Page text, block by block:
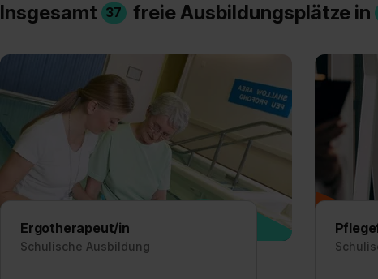
Insgesamt 37 freie Ausbildungsplätze in
Ergotherapeut/in
Schulische Ausbildung